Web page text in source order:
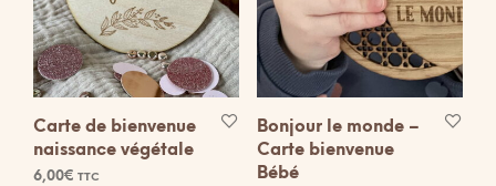
Carte de bienvenue
naissance végétale
6,00€ TTC
Bonjour le monde –
Carte bienvenue
Bébé